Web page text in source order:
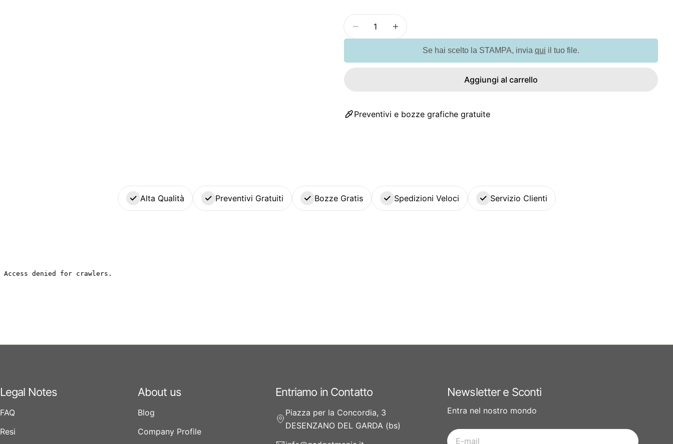
Diminuisci la quantità per GO8599 Porta badge trasparente 10x8cm
Aumenta la quantità per GO8599 Porta badge trasparente
Se hai scelto la STAMPA, invia qui il tuo file.
Aggiungi al carrello
Preventivi e bozze grafiche gratuite
Alta Qualità Preventivi Gratuiti Bozze Gratis Spedizioni Veloci Servizio Clienti
Legal Notes
FAQ
Resi
About us
Blog
Company Profile
Entriamo in Contatto
Piazza per la Concordia, 3
DESENZANO DEL GARDA (bs)
Newsletter e Sconti
Entra nel nostro mondo
E-